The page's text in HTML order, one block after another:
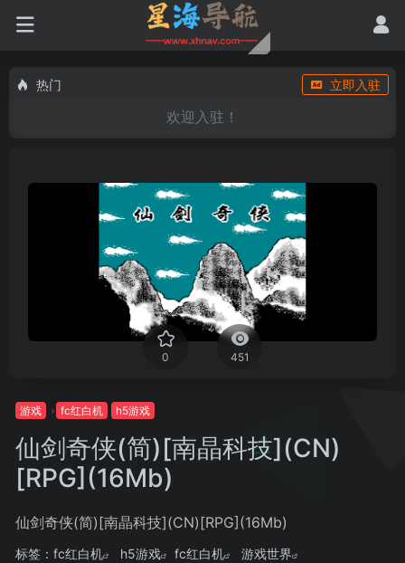
热门 立即入驻
欢迎入驻！
0 451
游戏 fc红白机 h5游戏
仙剑奇侠(简)[南晶科技](CN)
[RPG](16Mb)
仙剑奇侠(简)[南晶科技](CN)[RPG](16Mb)
标签： fc红白机 h5游戏 fc红白机
游戏世界